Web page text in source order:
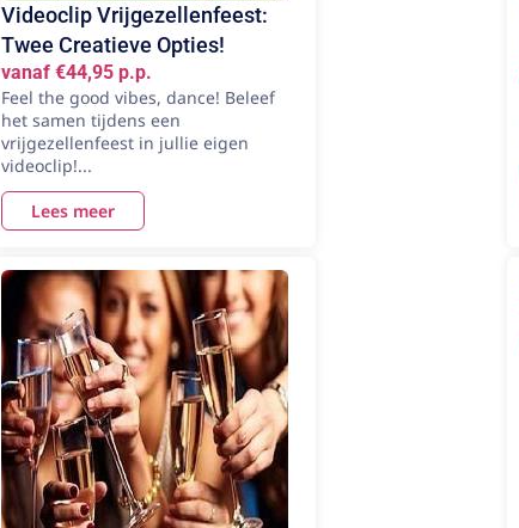
Videoclip Vrijgezellenfeest:
Twee Creatieve Opties!
vanaf €44,95 p.p.
Feel the good vibes, dance! Beleef
het samen tijdens een
vrijgezellenfeest in jullie eigen
videoclip!...
Lees meer